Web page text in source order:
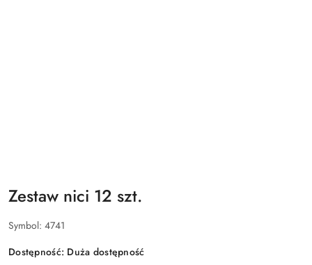
Zestaw nici 12 szt.
Symbol: 4741
Dostępność: Duża dostępność